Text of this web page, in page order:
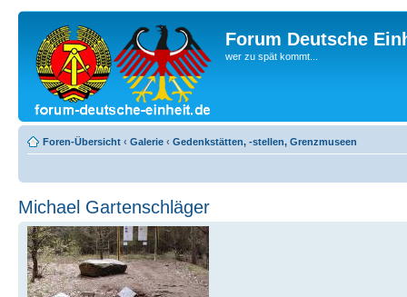
Forum Deutsche
wer zu spät kommt...
Foren-Übersicht ‹ Galerie ‹ Gedenkstätten, -stellen, Grenzmuseen
Michael Gartenschläger